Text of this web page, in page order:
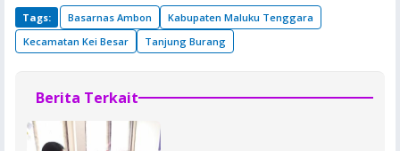
Tags: Basarnas Ambon
Kabupaten Maluku Tenggara
Kecamatan Kei Besar
Tanjung Burang
Berita Terkait